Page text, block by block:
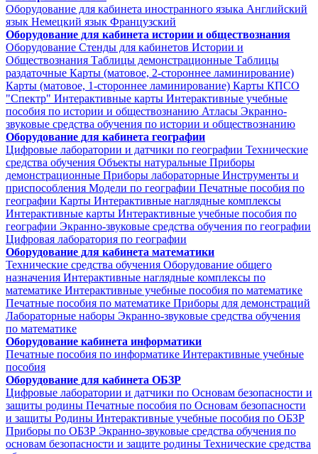
Оборудование для кабинета иностранного языка Английский
язык Немецкий язык Французский
Оборудование для кабинета истории и обществознания
Оборудование Стенды для кабинетов Истории и
Обществознания Таблицы демонстрационные Таблицы
раздаточные Карты (матовое, 2-стороннее ламинирование)
Карты (матовое, 1-стороннее ламинирование) Карты КПСО
"Спектр" Интерактивные карты Интерактивные учебные
пособия по истории и обществознанию Атласы Экранно-
звуковые средства обучения по истории и обществознанию
Оборудование для кабинета географии
Цифровые лаборатории и датчики по географии Технические
средства обучения Объекты натуральные Приборы
демонстрационные Приборы лабораторные Инструменты и
приспособления Модели по географии Печатные пособия по
географии Карты Интерактивные наглядные комплексы
Интерактивные карты Интерактивные учебные пособия по
географии Экранно-звуковые средства обучения по географии
Цифровая лаборатория по географии
Оборудование для кабинета математики
Технические средства обучения Оборудование общего
назначения Интерактивные наглядные комплексы по
математике Интерактивные учебные пособия по математике
Печатные пособия по математике Приборы для демонстраций
Лабораторные наборы Экранно-звуковые средства обучения
по математике
Оборудование кабинета информатики
Печатные пособия по информатике Интерактивные учебные
пособия
Оборудование для кабинета ОБЗР
Цифровые лаборатории и датчики по Основам безопасности и
защиты родины Печатные пособия по Основам безопасности
и защиты Родины Интерактивные учебные пособия по ОБЗР
Приборы по ОБЗР Экранно-звуковые средства обучения по
основам безопасности и защите родины Технические средства